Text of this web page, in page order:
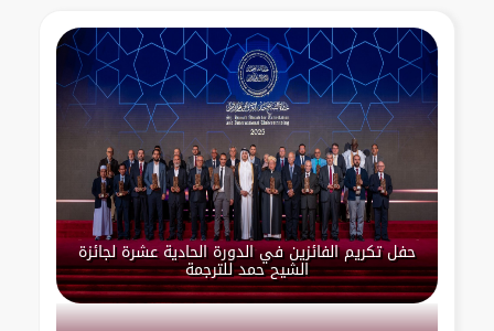
حفل تكريم الفائزين في الدورة الحادية عشرة لجائزة
الشيح حمد للترجمة